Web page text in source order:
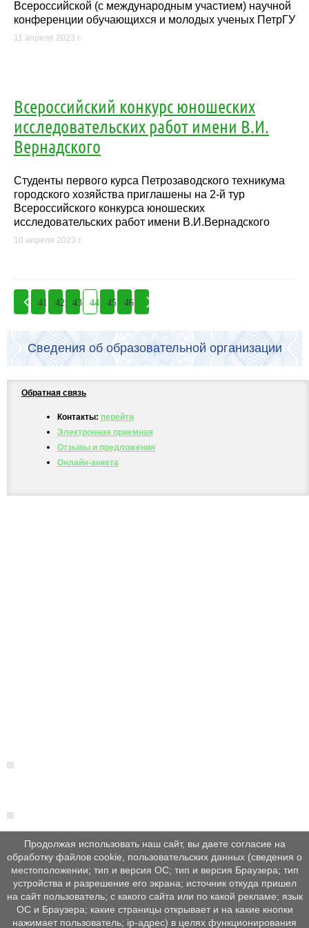
Всероссийской (с международным участием) научной
конференции обучающихся и молодых ученых ПетрГУ
11 апреля 2023 г.
Всероссийский конкурс юношеских
исследовательских работ имени В.И.
Вернадского
Студенты первого курса Петрозаводского техникума
городского хозяйства приглашены на 2-й тур
Всероссийского конкурса юношеских
исследовательских работ имени В.И.Вернадского
10 апреля 2023 г.
41 42 43 44 45 46
Сведения об образовательной организации
Обратная связь
Контакты: перейти
Электронная приемная
Отзывы и предложения
Онлайн-анкета
Продолжая использовать наш сайт, вы даете согласие на
обработку файлов cookie, пользовательских данных (сведения о
местоположении; тип и версия ОС; тип и версия Браузера; тип
устройства и разрешение его экрана; источник откуда пришел
на сайт пользователь; с какого сайта или по какой рекламе; язык
ОС и Браузера; какие страницы открывает и на какие кнопки
нажимает пользователь; ip-адрес) в целях функционирования